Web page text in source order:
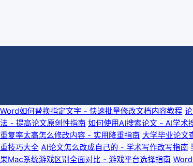
Word如何替换指定文字 - 快速批量修改文档内容教程
法 - 提高论文原创性指南 如何使用AI搜索论文 - AI学术
重复率太高怎么修改内容 - 实用降重指南 大学毕业论文
重技巧大全 AI论文怎么改成自己的 - 学术写作改写指南
果Mac系统游戏区别全面对比 - 游戏平台选择指南